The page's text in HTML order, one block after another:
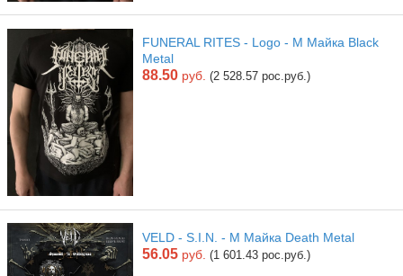
FUNERAL RITES - Logo - M Майка Black
Metal
88.50 руб. (2 528.57 рос.руб.)
VELD - S.I.N. - M Майка Death Metal
56.05 руб. (1 601.43 рос.руб.)